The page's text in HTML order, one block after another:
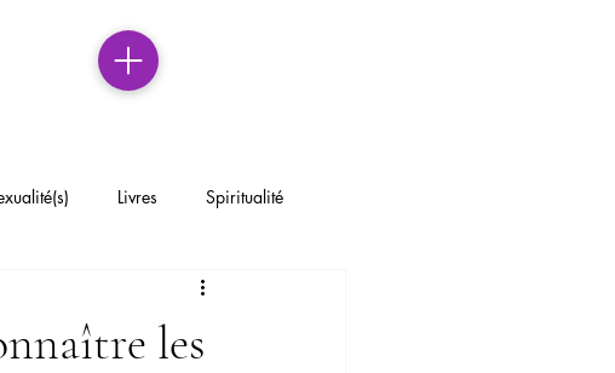
Livres Spiritualité
Thérapie Systémique Brève
les